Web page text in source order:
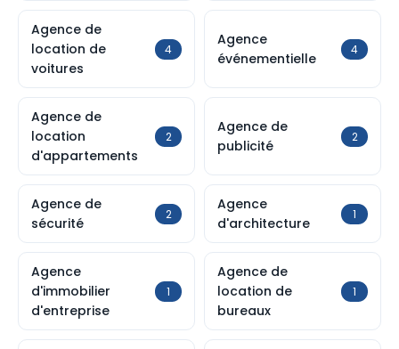
Agence de
location de
voitures
4
Agence
événementielle
4
Agence de
location
d'appartements
2
Agence de
publicité
2
Agence de
sécurité
2
Agence
d'architecture
1
Agence
d'immobilier
d'entreprise
1
Agence de
location de
bureaux
1